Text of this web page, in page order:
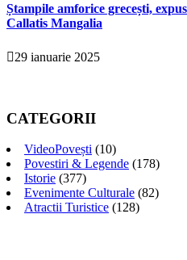
Ștampile amforice grecești,
Callatis Mangalia
29 ianuarie 2025
CATEGORII
VideoPovești (10)
Povestiri & Legende (178)
Istorie (377)
Evenimente Culturale (82)
Atractii Turistice (128)